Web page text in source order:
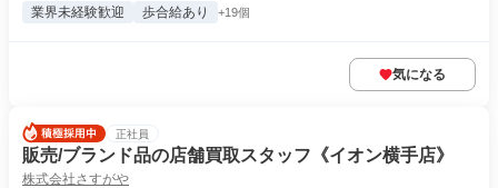
業界未経験歓迎 歩合給あり +19個
気になる
正社員
販売/ブランド品の店舗買取スタッフ《イオン横手店》
株式会社さすがや